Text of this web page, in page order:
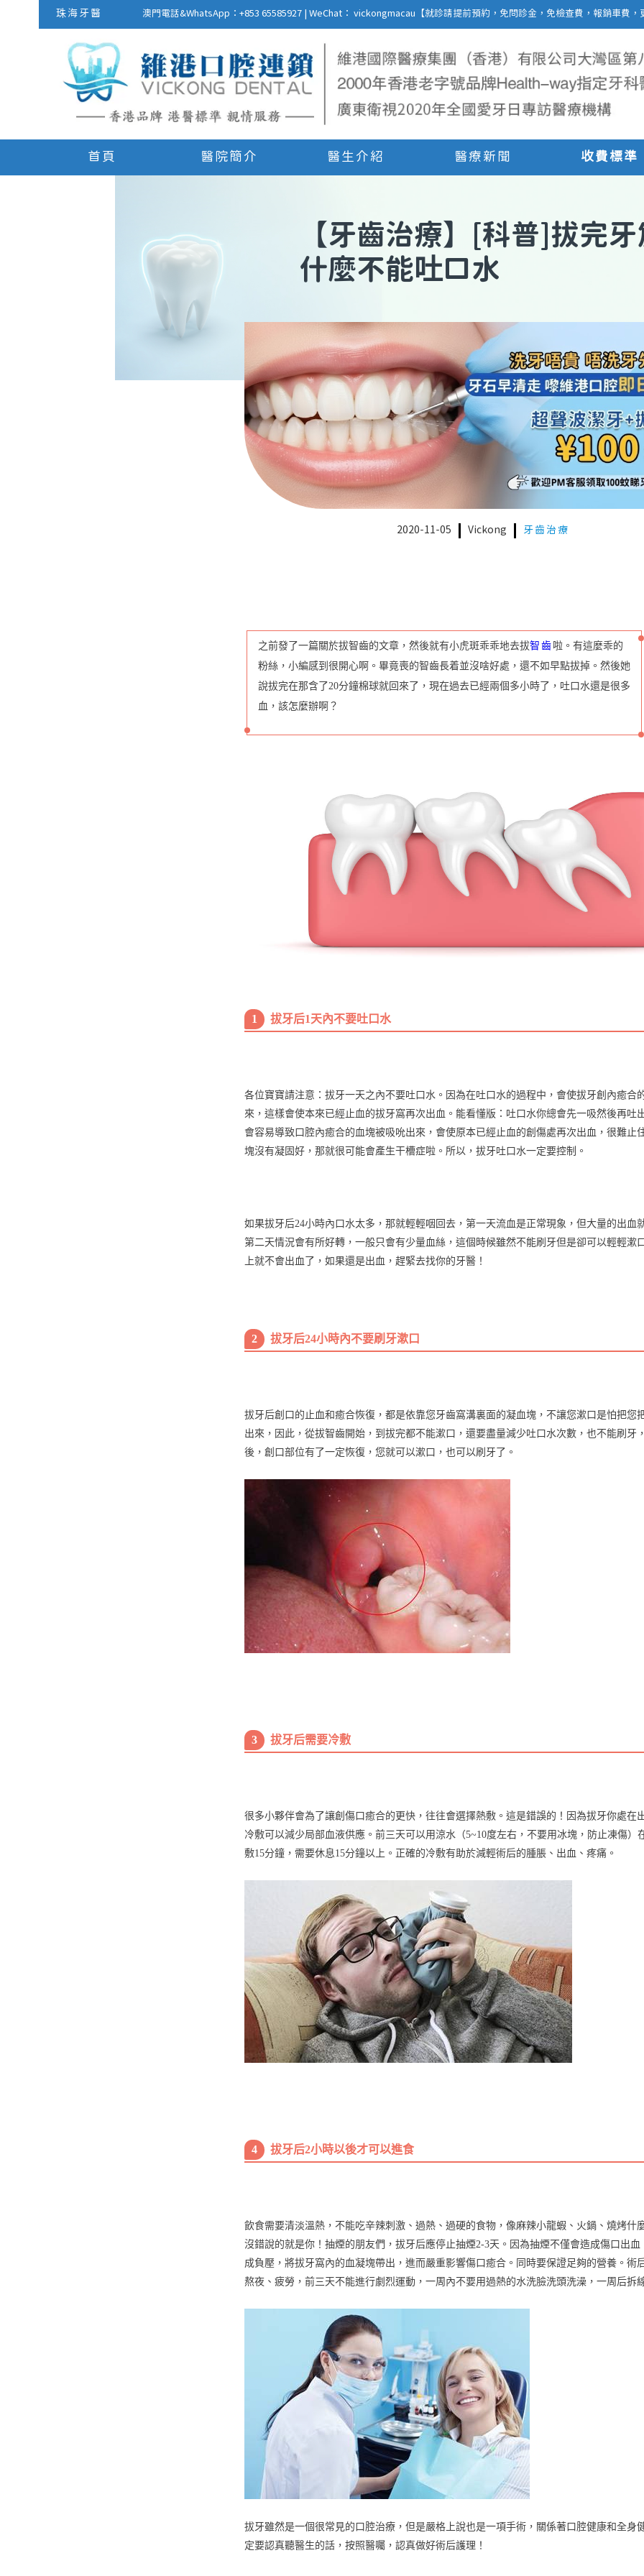
珠海牙醫 澳門電話&WhatsApp：+853 65585927 | WeChat： vickongmacau【就診請提前預約，免問診金，免檢查費，報銷車費，
首頁 醫院簡介 醫生介紹 醫療新聞 收費標準
【牙齒治療】
[科普]拔完牙
什麼不能吐口水
2020-11-05 Vickong 牙齒治療
之前發了一篇關於拔智齒的文章，然後就有小虎斑乖乖地去拔智齒 啦。有這麼乖的
粉絲，小編感到很開心啊。畢竟喪的智齒長着並沒啥好處，還不如早點拔掉。然後她
說拔完在那含了20分鐘棉球就回來了，現在過去已經兩個多小時了，吐口水還是很多
血，該怎麼辦啊？
1 拔牙后1天內不要吐口水
各位寶寶請注意：拔牙一天之內不要吐口水。因為在吐口水的過程中，會使拔牙創內癒合
來，這樣會使本來已經止血的拔牙窩再次出血。能看懂版：吐口水你總會先一吸然後再吐
會容易導致口腔內癒合的血塊被吸吮出來，會使原本已經止血的創傷處再次出血，很難止
塊沒有凝固好，那就很可能會產生干槽症啦。所以，拔牙吐口水一定要控制。
如果拔牙后24小時內口水太多，那就輕輕咽回去，第一天流血是正常現象，但大量的出血
第二天情況會有所好轉，一般只會有少量血絲，這個時候雖然不能刷牙但是卻可以輕輕漱
上就不會出血了，如果還是出血，趕緊去找你的牙醫！
2 拔牙后24小時內不要刷牙漱口
拔牙后創口的止血和癒合恢復，都是依靠您牙齒窩溝裏面的凝血塊，不讓您漱口是怕把您
出來，因此，從拔智齒開始，到拔完都不能漱口，還要盡量減少吐口水次數，也不能刷牙
後，創口部位有了一定恢復，您就可以漱口，也可以刷牙了。
3 拔牙后需要冷敷
很多小夥伴會為了讓創傷口癒合的更快，往往會選擇熱敷。這是錯誤的！因為拔牙你處在
冷敷可以減少局部血液供應。前三天可以用涼水（5~10度左右，不要用冰塊，防止凍傷）
敷15分鐘，需要休息15分鐘以上。正確的冷敷有助於減輕術后的腫脹、出血、疼痛。
4 拔牙后2小時以後才可以進食
飲食需要清淡溫熱，不能吃辛辣刺激、過熱、過硬的食物，像麻辣小龍蝦、火鍋、燒烤什
沒錯說的就是你！抽煙的朋友們，拔牙后應停止抽煙2-3天。因為抽煙不僅會造成傷口出
成負壓，將拔牙窩內的血凝塊帶出，進而嚴重影響傷口癒合。同時要保證足夠的營養。術
熬夜、疲勞，前三天不能進行劇烈運動，一周內不要用過熱的水洗臉洗頭洗澡，一周后拆
拔牙雖然是一個很常見的口腔治療，但是嚴格上說也是一項手術，關係著口腔健康和全身
定要認真聽醫生的話，按照醫囑，認真做好術后護理！